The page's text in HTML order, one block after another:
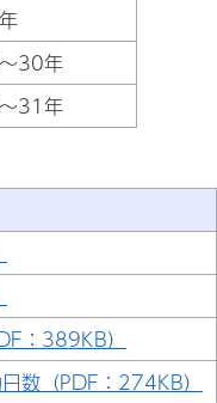
30年
31年
：389KB）
数（PDF：274KB）